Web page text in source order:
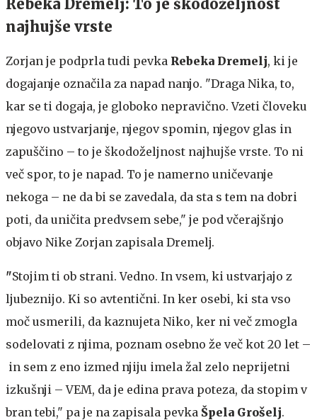
Rebeka Dremelj: To je škodoželjnost
najhujše vrste
Zorjan je podprla tudi pevka Rebeka Dremelj, ki je
dogajanje označila za napad nanjo. "Draga Nika, to,
kar se ti dogaja, je globoko nepravično. Vzeti človeku
njegovo ustvarjanje, njegov spomin, njegov glas in
zapuščino – to je škodoželjnost najhujše vrste. To ni
več spor, to je napad. To je namerno uničevanje
nekoga – ne da bi se zavedala, da sta s tem na dobri
poti, da uničita predvsem sebe," je pod včerajšnjo
objavo Nike Zorjan zapisala Dremelj.
"Stojim ti ob strani. Vedno. In vsem, ki ustvarjajo z
ljubeznijo. Ki so avtentični. In ker osebi, ki sta vso
moč usmerili, da kaznujeta Niko, ker ni več zmogla
sodelovati z njima, poznam osebno že več kot 20 let –
in sem z eno izmed njiju imela žal zelo neprijetni
izkušnji – VEM, da je edina prava poteza, da stopim v
bran tebi," pa je na zapisala pevka Špela Grošelj.